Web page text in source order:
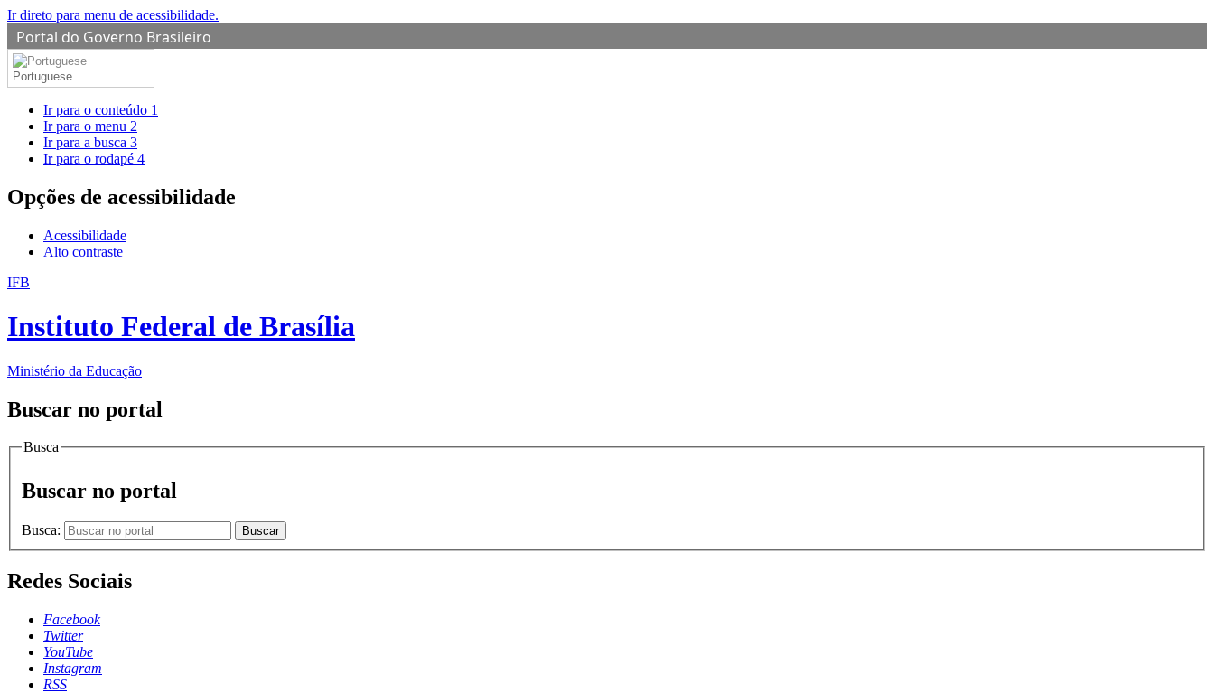
Ir direto para menu de acessibilidade.
Portal do Governo Brasileiro
Portuguese
Ir para o conteúdo 1
Ir para o menu 2
Ir para a busca 3
Ir para o rodapé 4
Opções de acessibilidade
Acessibilidade
Alto contraste
IFB
Instituto Federal de Brasília
Ministério da Educação
Buscar no portal
Busca
Buscar no portal
Busca: Buscar
Redes Sociais
Facebook
Twitter
YouTube
Instagram
RSS